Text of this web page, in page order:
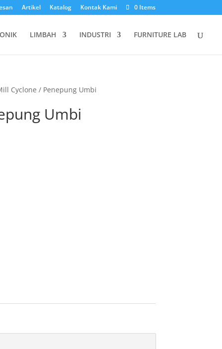
Artikel Katalog Kontak Kami 0 Items
LIMBAH INDUSTRI FURNITURE LAB
Cyclone / Penepung Umbi
Umbi